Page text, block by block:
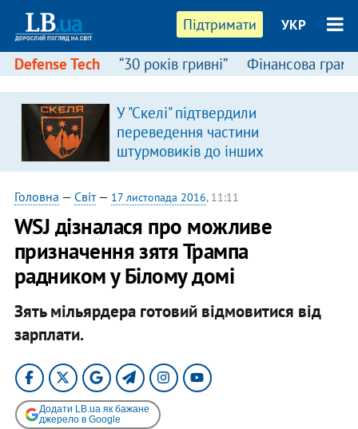
Підтримати УКР
Defense Tech “30 років гривні” Фінансова
У "Скелі" підтвердили
переведення частини
штурмовиків до інших
підрозділів
Головна — Світ— 17 листопада 2016, 11:11
WSJ дізналася про можливе
призначення зятя Трампа
радником у Білому домі
Зять мільярдера готовий відмовитися від
зарплати.
Додати LB.ua як бажане
джерело в Google